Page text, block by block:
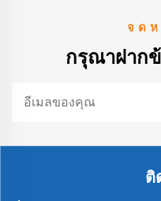
จด
กรุณาฝากข้
ติ